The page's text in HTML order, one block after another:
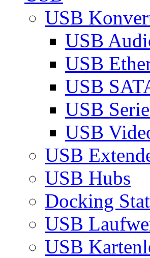
USB
USB
USB
USB
USB
USB
USB
USB Hubs
Docking
USB
USB